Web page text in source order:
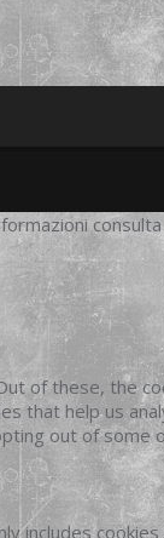
of these, the
help us
out of some